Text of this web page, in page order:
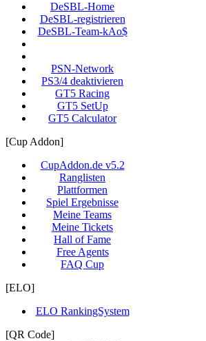
DeSBL-Home
DeSBL-registrieren
DeSBL-Team-kAo$
PSN-Network
PS3/4 deaktivieren
GT5 Racing
GT5 SetUp
GT5 Calculator
[Cup Addon]
CupAddon.de v5.2
Ranglisten
Plattformen
Spiel Ergebnisse
Meine Teams
Meine Tickets
Hall of Fame
Free Agents
FAQ Cup
[ELO]
ELO RankingSystem
[QR Code]